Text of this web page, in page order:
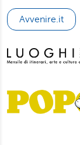
Avvenire.it